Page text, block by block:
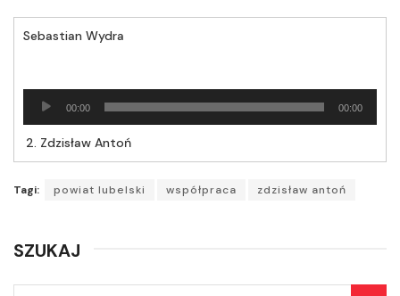
Sebastian Wydra
Odtwarzacz
plików
dźwiękowych
00:00 00:00
2. Zdzisław Antoń
Tagi: powiat lubelski współpraca zdzisław antoń
SZUKAJ